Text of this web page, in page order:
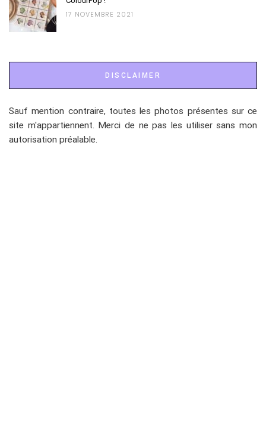
17 NOVEMBRE 2021
DISCLAIMER
Sauf mention contraire, toutes les photos présentes sur ce
site m'appartiennent. Merci de ne pas les utiliser sans mon
autorisation préalable.